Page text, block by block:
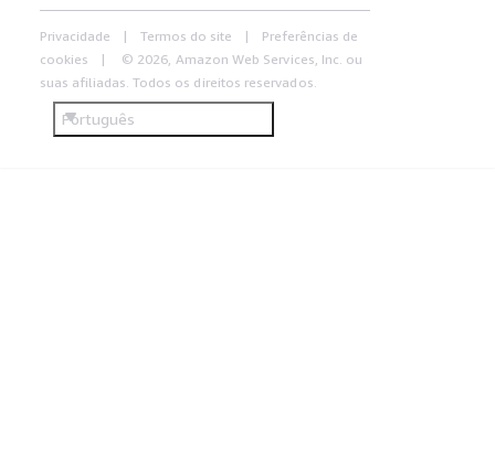
Privacidade Termos do site
Preferências de
cookies
© 2026, Amazon Web Services, Inc. ou
suas afiliadas. Todos os direitos reservados.
Português